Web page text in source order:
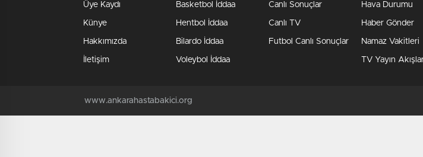
Üye Kaydı
Künye
Hakkımızda
İletişim
Basketbol İddaa
Hentbol İddaa
Bilardo İddaa
Voleybol İddaa
Canlı Sonuçlar
Canlı TV
Futbol Canlı Sonuçlar
Hava Durumu
Haber Gönder
Namaz Vakitleri
TV Yayın
www.ankarahastabakici.org